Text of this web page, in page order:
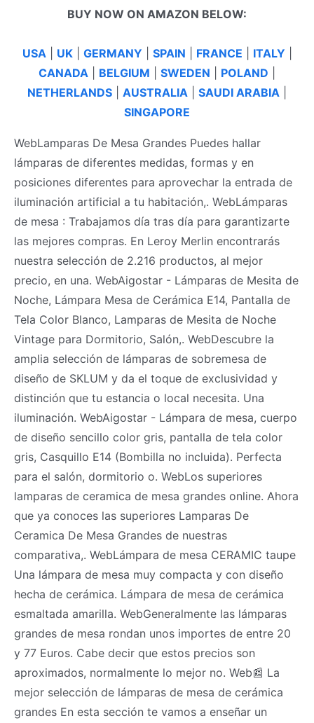
BUY NOW ON AMAZON BELOW:
USA UK| GERMANY SPAIN FRANCE ITALY
CANADA
BELGIUM SWEDEN POLAND
NETHERLANDS
AUSTRALIA SAUDI ARABIA
SINGAPORE
WebLamparas De Mesa Grandes Puedes hallar
lámparas de diferentes medidas, formas y en
posiciones diferentes para aprovechar la entrada de
iluminación artificial a tu habitación,. WebLámparas
de mesa : Trabajamos día tras día para garantizarte
las mejores compras. En Leroy Merlin encontrarás
nuestra selección de 2.216 productos, al mejor
precio, en una. WebAigostar - Lámparas de Mesita de
Noche, Lámpara Mesa de Cerámica E14, Pantalla de
Tela Color Blanco, Lamparas de Mesita de Noche
Vintage para Dormitorio, Salón,. WebDescubre la
amplia selección de lámparas de sobremesa de
diseño de SKLUM y da el toque de exclusividad y
distinción que tu estancia o local necesita. Una
iluminación. WebAigostar - Lámpara de mesa, cuerpo
de diseño sencillo color gris, pantalla de tela color
gris, Casquillo E14 (Bombilla no incluida). Perfecta
para el salón, dormitorio o. WebLos superiores
lamparas de ceramica de mesa grandes online. Ahora
que ya conoces las superiores Lamparas De
Ceramica De Mesa Grandes de nuestras
comparativa,. WebLámpara de mesa CERAMIC taupe
Una lámpara de mesa muy compacta y con diseño
hecha de cerámica. Lámpara de mesa de cerámica
esmaltada amarilla. WebGeneralmente las lámparas
grandes de mesa rondan unos importes de entre 20
y 77 Euros. Cabe decir que estos precios son
aproximados, normalmente lo mejor no. Web📰 La
mejor selección de lámparas de mesa de cerámica
grandes En esta sección te vamos a enseñar un